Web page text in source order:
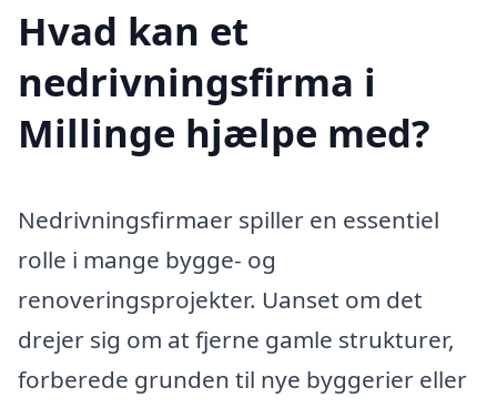
Hvad kan et
nedrivningsfirma i
Millinge hjælpe med?
Nedrivningsfirmaer spiller en essentiel
rolle i mange bygge- og
renoveringsprojekter. Uanset om det
drejer sig om at fjerne gamle strukturer,
forberede grunden til nye byggerier eller